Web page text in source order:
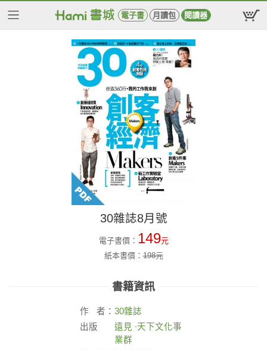
電子書 月讀包 閱讀器
30雜誌8月號
電子書價： 149元
紙本書價：198元
書籍資訊
作 者： 30雜誌
出版
遠見 ∙天下文化事
業群